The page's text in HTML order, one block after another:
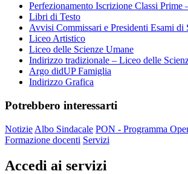
Perfezionamento Iscrizione Classi Prime
Libri di Testo
Avvisi Commissari e Presidenti Esami di
Liceo Artistico
Liceo delle Scienze Umane
Indirizzo tradizionale – Liceo delle
Argo didUP Famiglia
Indirizzo Grafica
Potrebbero interessarti
Notizie Albo Sindacale PON - Programma
Formazione docenti Servizi
Accedi ai servizi